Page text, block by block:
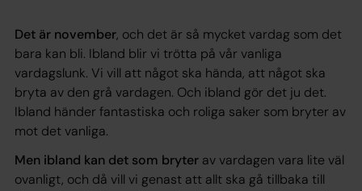
Det är november, och det är så mycket vardag som det
bara kan bli. Ibland blir vi trötta på vår vanliga
vardagslunk. Vi vill att något ska hända, att något ska
bryta av den grå vardagen. Och ibland gör det ju det.
Ibland händer fantastiska och roliga saker som bryter av
mot det vanliga.
Men ibland kan det som bryter av vardagen vara lite väl
ovanligt, och då vill vi genast att allt ska gå tillbaka till